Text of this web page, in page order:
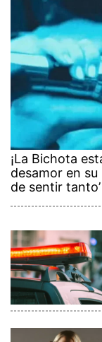
¡La Bichota
desamor en
de sentir tanto’